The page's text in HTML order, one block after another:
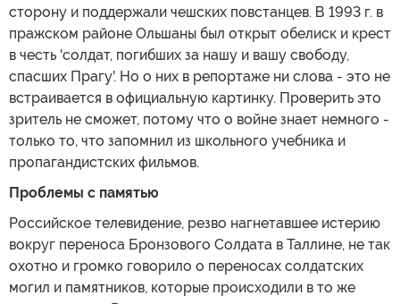
сторону и поддержали чешских повстанцев. В 1993 г. в
пражском районе Ольшаны был открыт обелиск и крест
в честь 'солдат, погибших за нашу и вашу свободу,
спасших Прагу'. Но о них в репортаже ни слова - это не
встраивается в официальную картинку. Проверить это
зритель не сможет, потому что о войне знает немного -
только то, что запомнил из школьного учебника и
пропагандистских фильмов.
Проблемы с памятью
Российское телевидение, резво нагнетавшее истерию
вокруг переноса Бронзового Солдата в Таллине, не так
охотно и громко говорило о переносах солдатских
могил и памятников, которые происходили в то же